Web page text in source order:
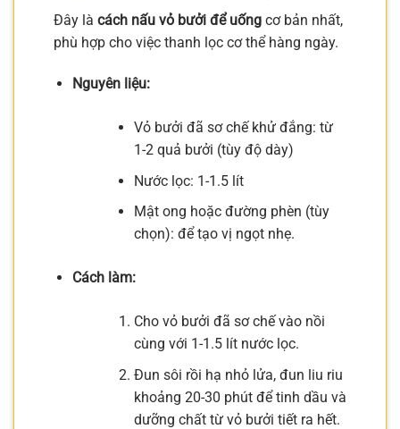
Đây là cách nấu vỏ bưởi để uống cơ bản nhất,
phù hợp cho việc thanh lọc cơ thể hàng ngày.
Nguyên liệu:
Vỏ bưởi đã sơ chế khử đắng: từ
1-2 quả bưởi (tùy độ dày)
Nước lọc: 1-1.5 lít
Mật ong hoặc đường phèn (tùy
chọn): để tạo vị ngọt nhẹ.
Cách làm:
Cho vỏ bưởi đã sơ chế vào nồi
cùng với 1-1.5 lít nước lọc.
Đun sôi rồi hạ nhỏ lửa, đun liu riu
khoảng 20-30 phút để tinh dầu và
dưỡng chất từ vỏ bưởi tiết ra hết.